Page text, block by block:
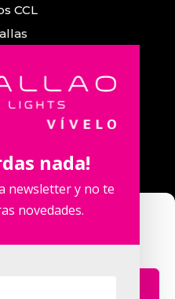
sitio web y nuestro
CCL
Arts
nosotros
090
nada!
newsletter y no te
novedades.